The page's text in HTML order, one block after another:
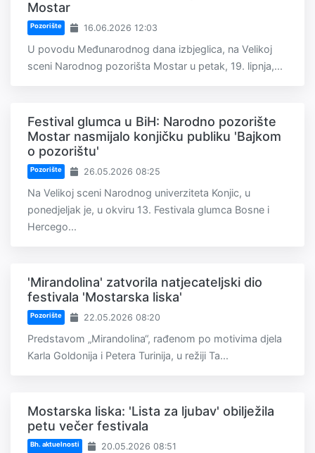
Mostar
Pozorište 16.06.2026 12:03
U povodu Međunarodnog dana izbjeglica, na Velikoj
sceni Narodnog pozorišta Mostar u petak, 19. lipnja,...
Festival glumca u BiH: Narodno pozorište
Mostar nasmijalo konjičku publiku 'Bajkom
o pozorištu'
Pozorište 26.05.2026 08:25
Na Velikoj sceni Narodnog univerziteta Konjic, u
ponedjeljak je, u okviru 13. Festivala glumca Bosne i
Hercego...
'Mirandolina' zatvorila natjecateljski dio
festivala 'Mostarska liska'
Pozorište 22.05.2026 08:20
Predstavom „Mirandolina“, rađenom po motivima djela
Karla Goldonija i Petera Turinija, u režiji Ta...
Mostarska liska: 'Lista za ljubav' obilježila
petu večer festivala
Bh. aktuelnosti 20.05.2026 08:51